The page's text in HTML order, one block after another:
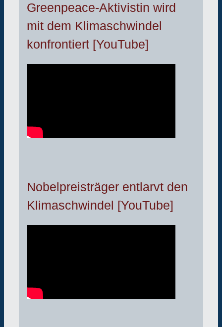
Greenpeace-Aktivistin wird
mit dem Klimaschwindel
konfrontiert [YouTube]
Nobelpreisträger entlarvt den
Klimaschwindel [YouTube]